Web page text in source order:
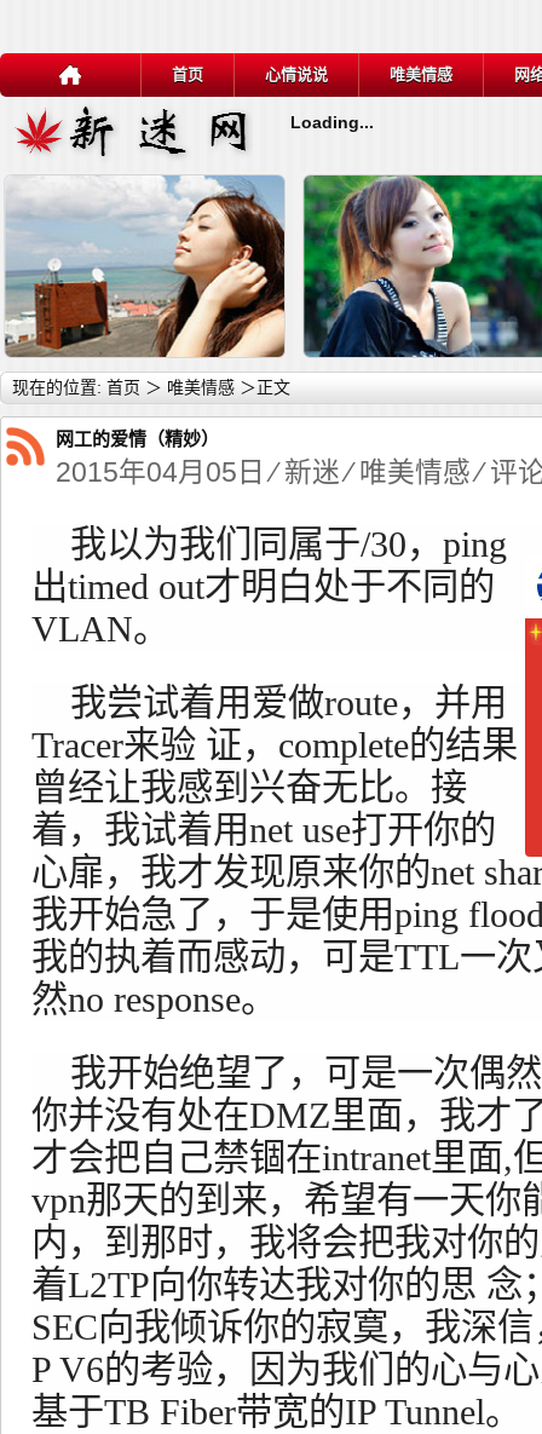
首页 心情说说 唯美情感 网
Loading...
详细内容
伤人心的话 网工的爱情（精妙）
现在的位置: 首页 ＞ 唯美情感 ＞正文
网工的爱情（精妙）
2015年04月05日 ⁄新迷⁄唯美情感⁄ 评
我以为我们同属于/30，ping
出timed out才明白处于不同的
VLAN。
我尝试着用爱做route，并用
Tracer来验 证，complete的结果
曾经让我感到兴奋无比。接
着，我试着用net use打开你的
心扉，我才发现原来你的net
我开始急了，于是使用ping
我的执着而感动，可是TTL一
然no response。
我开始绝望了，可是一次偶
你并没有处在DMZ里面，我才
才会把自己禁锢在intranet里面,
vpn那天的到来，希望有一天你
内，到那时，我将会把我对你
着L2TP向你转达我对你的思 念
SEC向我倾诉你的寂寞，我深
P V6的考验，因为我们的心与
基于TB Fiber带宽的IP Tunnel。